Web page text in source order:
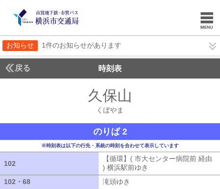
お知らせ 1件のお知らせがあります
戻る 時刻表
久保山
くぼやま
のりば 2
※時刻表は以下の行先・系統の時刻を合わせて表示しています
102
【循環】( 市大センター病院前 経由
) 横浜駅前ゆき
102・68
滝頭ゆき